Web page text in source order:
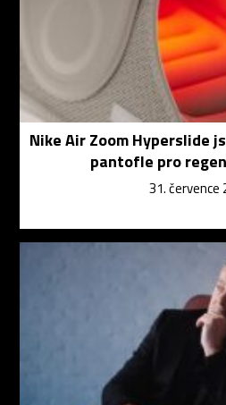
Nike Air Zoom Hyperslide
pantofle pro
31. července